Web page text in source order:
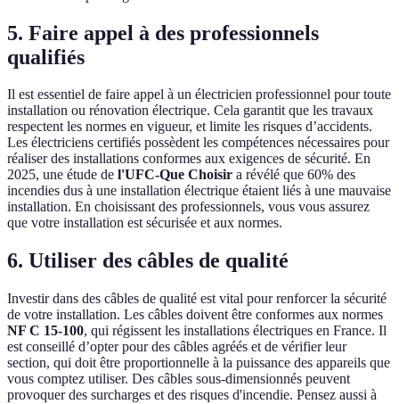
5. Faire appel à des professionnels
qualifiés
Il est essentiel de faire appel à un électricien professionnel pour toute
installation ou rénovation électrique. Cela garantit que les travaux
respectent les normes en vigueur, et limite les risques d’accidents.
Les électriciens certifiés possèdent les compétences nécessaires pour
réaliser des installations conformes aux exigences de sécurité. En
2025, une étude de l'UFC-Que Choisir a révélé que 60% des
incendies dus à une installation électrique étaient liés à une mauvaise
installation. En choisissant des professionnels, vous vous assurez
que votre installation est sécurisée et aux normes.
6. Utiliser des câbles de qualité
Investir dans des câbles de qualité est vital pour renforcer la sécurité
de votre installation. Les câbles doivent être conformes aux normes
NF C 15-100, qui régissent les installations électriques en France. Il
est conseillé d’opter pour des câbles agréés et de vérifier leur
section, qui doit être proportionnelle à la puissance des appareils que
vous comptez utiliser. Des câbles sous-dimensionnés peuvent
provoquer des surcharges et des risques d'incendie. Pensez aussi à